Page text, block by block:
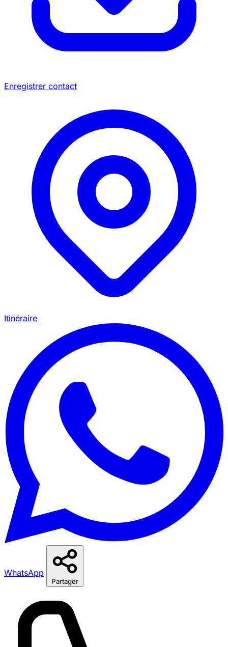
Enregistrer contact
Itinéraire
WhatsApp
Partager